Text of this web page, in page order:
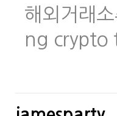
해외거래
ng crypto